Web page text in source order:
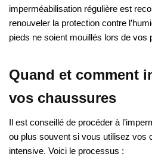
imperméabilisation régulière est
renouveler la protection contre
pieds ne soient mouillés lors de vos
Quand et comment
vos chaussures
Il est conseillé de procéder à
ou plus souvent si vous utilisez vos
intensive. Voici le processus :